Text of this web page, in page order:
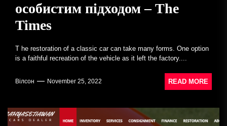
особистим підходом – The
Times
T he restoration of a classic car can take many forms. One option
is a faithful recreation of the vehicle as it left the factory....
Вілсон November 25, 2022 READ MORE